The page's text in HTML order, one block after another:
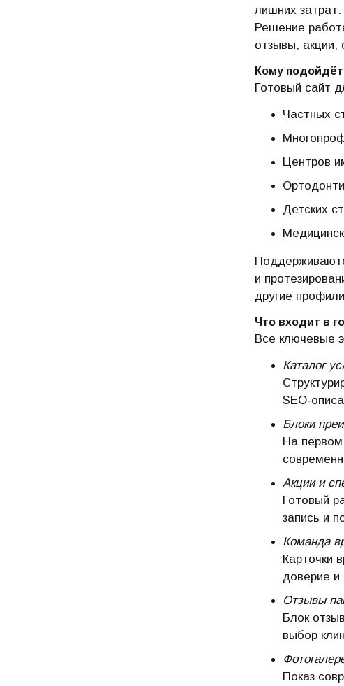
лишних затрат.
Решение
отзывы, акции,
Кому
Готовый сайт
Частных
Центров
Детских
и
другие
Что входит в
Все ключевые
Каталог
Блоки
На первом
Акции и
Готовый
запись и
Команда
Карточки
доверие и
Отзывы
Блок
выбор
Показ